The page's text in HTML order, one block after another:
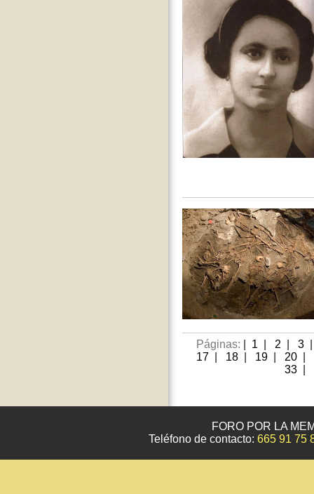
Páginas: 1 2 3
17
18 19 20
33
FORO POR LA
Teléfono de contacto: 665 91 75